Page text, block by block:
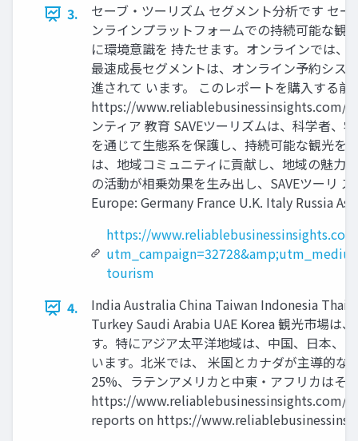
3.
セーブ・ツーリズム セグメント分析です セ
ンラインプラットフォームでの持続可能な観
に環境意識を 持たせます。オンラインでは、
最速成長セグメントは、オンライン予約シス
進されて います。 このレポートを購入する
https://www.reliablebusinessinsights.com/
ンティア 教育 SAVEツーリズムは、科学者、
を通じて生態系を保護し、持続可能な観光を
は、地域コミュニティに貢献し、地域の魅力
の活動が相乗効果を生み出し、SAVEツーリ
Europe: Germany France U.K. Italy Russia
https://
tourism
4.
India Australia China Taiwan Indonesia
Turkey Saudi Arabia UAE Korea 観光市場は
す。特にアジア太平洋地域は、中国、日本、
います。北米では、 米国とカナダが主導的
25%、ラテンアメリカと中東・アフリカはそ
https://www.reliablebusinessinsights.com/
reports on https://